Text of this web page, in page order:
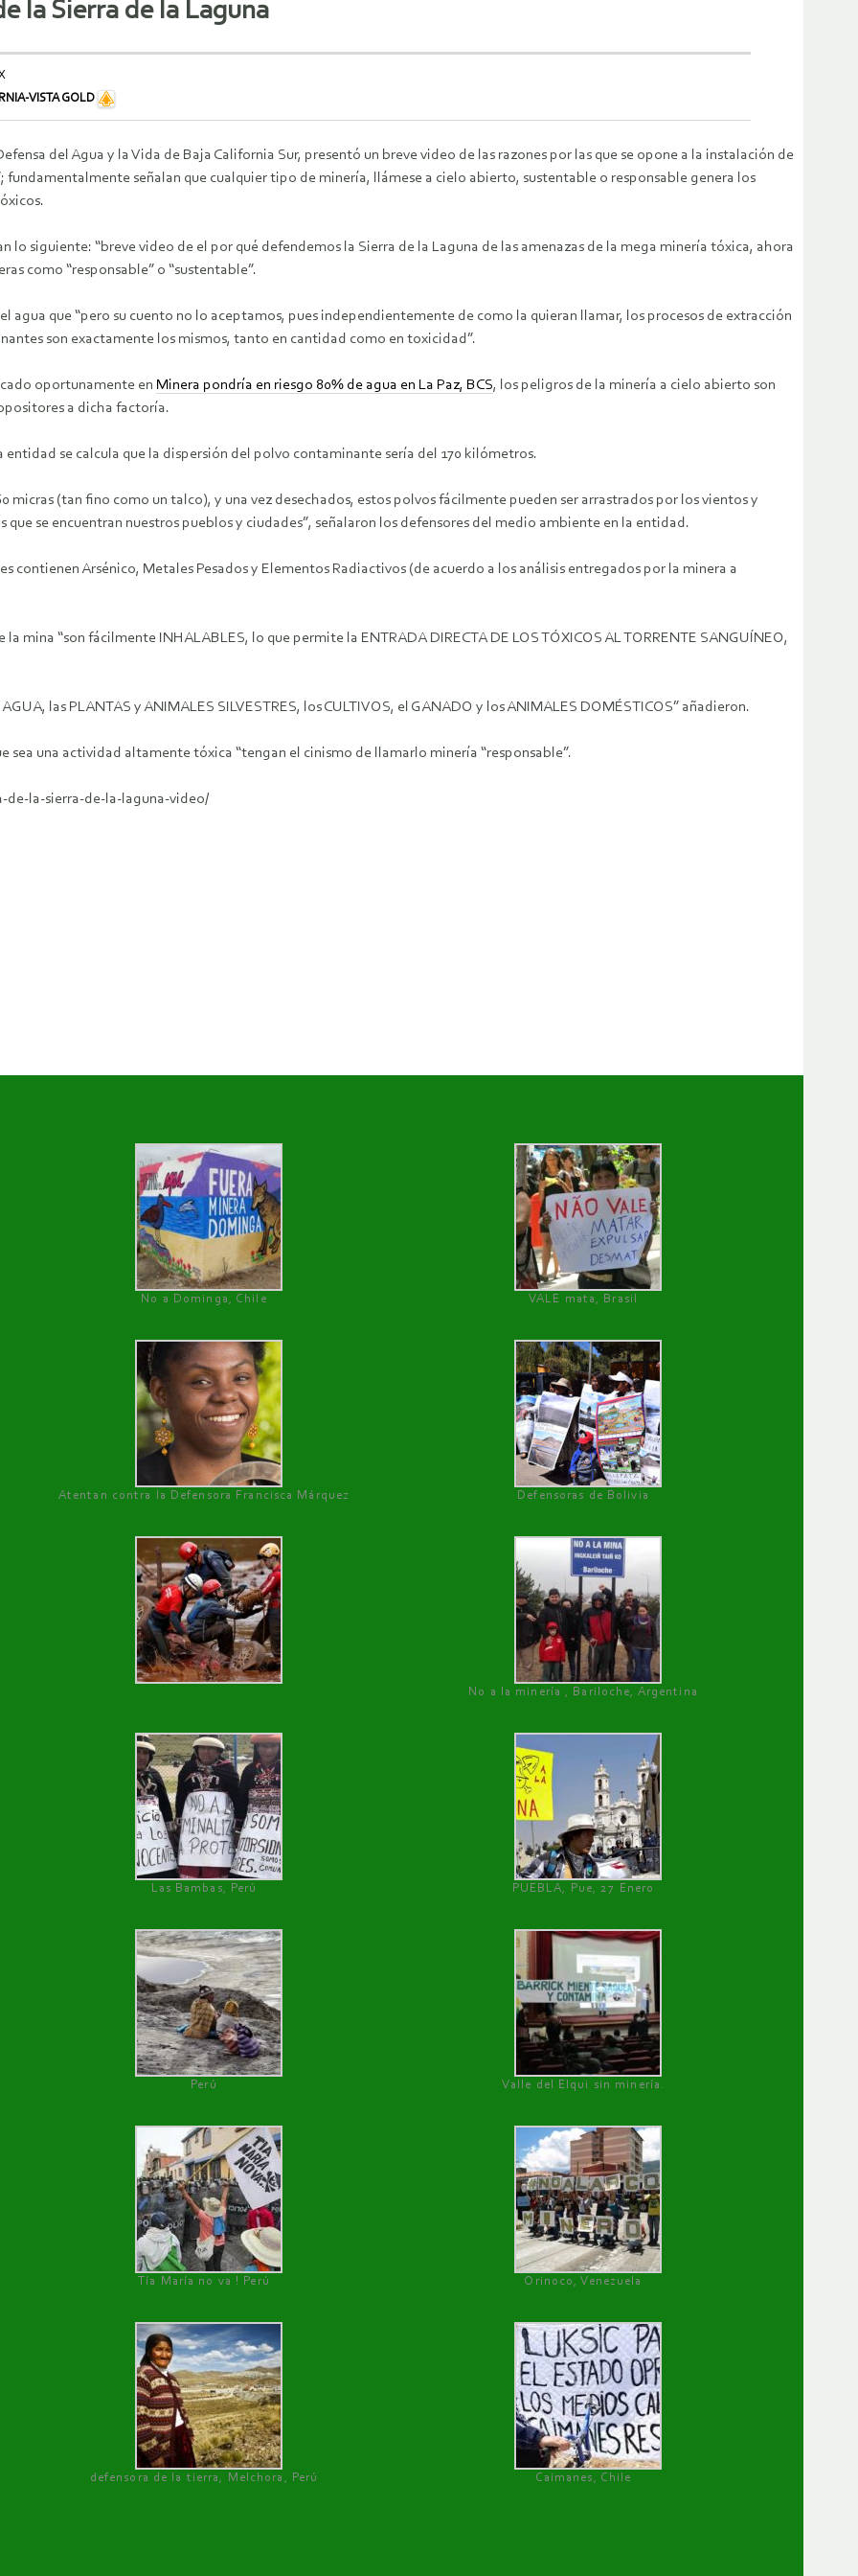
la Sierra de la Laguna
VISTA GOLD
del Agua y la Vida de Baja California Sur, presentó un breve video de las razones por las que se opone a la instalación de
fundamentalmente señalan que cualquier tipo de minería, llámese a cielo abierto, sustentable o responsable genera los
lo siguiente: “breve video de el por qué defendemos la Sierra de la Laguna de las amenazas de la mega minería tóxica, ahora
como “responsable” o “sustentable”.
agua que “pero su cuento no lo aceptamos, pues independientemente de como la quieran llamar, los procesos de extracción
son exactamente los mismos, tanto en cantidad como en toxicidad”.
oportunamente en Minera pondría en riesgo 80% de agua en La Paz, BCS, los peligros de la minería a cielo abierto son
a dicha factoría.
se calcula que la dispersión del polvo contaminante sería del 170 kilómetros.
micras (tan fino como un talco), y una vez desechados, estos polvos fácilmente pueden ser arrastrados por los vientos y
que se encuentran nuestros pueblos y ciudades”, señalaron los defensores del medio ambiente en la entidad.
contienen Arsénico, Metales Pesados y Elementos Radiactivos (de acuerdo a los análisis entregados por la minera a
“son fácilmente INHALABLES, lo que permite la ENTRADA DIRECTA DE LOS TÓXICOS AL TORRENTE SANGUÍNEO,
las PLANTAS y ANIMALES SILVESTRES, los CULTIVOS, el GANADO y los ANIMALES DOMÉSTICOS” añadieron.
sea una actividad altamente tóxica “tengan el cinismo de llamarlo minería “responsable”.
de-la-sierra-de-la-laguna-video/
No a Dominga, Chile
VALE mata, Brasil
Atentan contra la Defensora Francisca Márquez Defensoras de Bolivia
No a la minería , Bariloche, Argentina
Las Bambas, Perú PUEBLA, Pue, 27 Enero
Perú Valle del Elqui sin minería.
Tía María no va ! Perú Orinoco, Venezuela
defensora de la tierra, Melchora, Perú Caimanes, Chile